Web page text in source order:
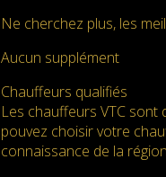
Ne cherchez plus, les
Aucun supplément
Chauffeurs qualifiés
Les chauffeurs VTC
pouvez choisir votre
connaissance de la